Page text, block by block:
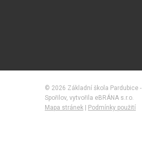
© 2026 Základní škola Pardubice -
Spořilov, vytvořila eBRÁNA s.r.o.
Mapa stránek| Podmínky použití